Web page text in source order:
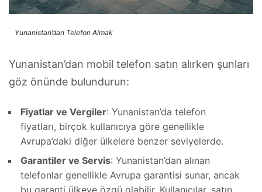
Yunanistan’dan Telefon Almak
Yunanistan’dan mobil telefon satın alırken şunları
göz önünde bulundurun:
Fiyatlar ve Vergiler: Yunanistan’da telefon
fiyatları, birçok kullanıcıya göre genellikle
Avrupa’daki diğer ülkelere benzer seviyelerde.
Garantiler ve Servis: Yunanistan’dan alınan
telefonlar genellikle Avrupa garantisi sunar, ancak
bu garanti ülkeye özgü olabilir. Kullanıcılar, satın